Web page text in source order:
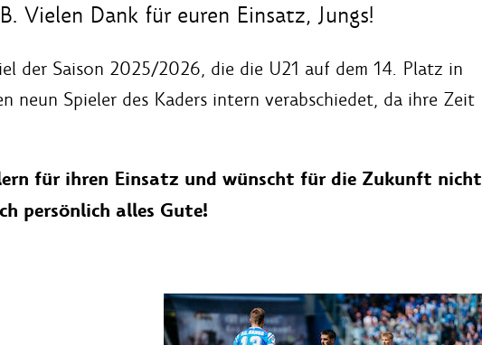
Vielen Dank für euren Einsatz, Jungs!
der Saison 2025/2026, die die U21 auf dem 14. Platz in
neun Spieler des Kaders intern verabschiedet, da ihre Zeit
für ihren Einsatz und wünscht für die Zukunft nicht
persönlich alles Gute!